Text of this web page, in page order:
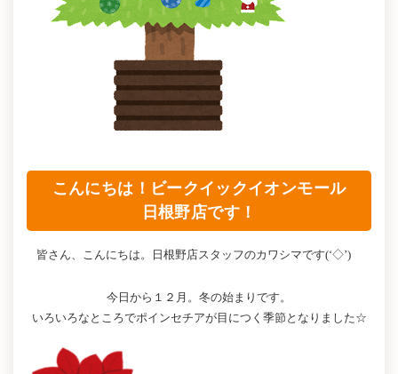
こんにちは！ビークイックイオンモール
日根野店です！
皆さん、こんにちは。日根野店スタッフのカワシマです(‘◇’)ゞ
今日から１２月。冬の始まりです。
いろいろなところでポインセチアが目につく季節となりました☆